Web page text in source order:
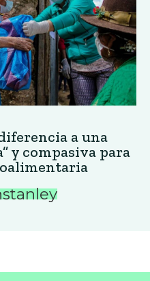
a una
y compasiva para